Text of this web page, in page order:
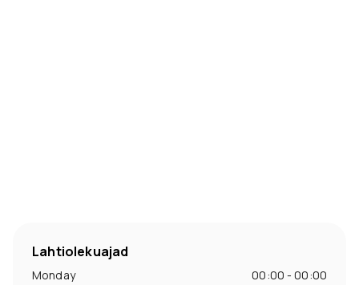
Lahtiolekuajad
Monday
00:00 - 00:00